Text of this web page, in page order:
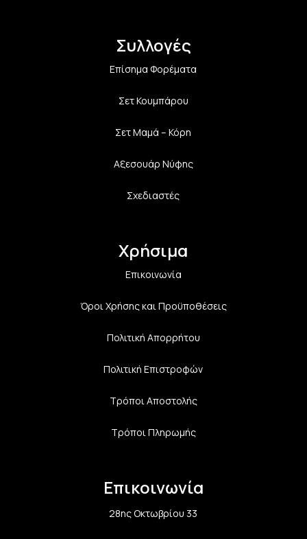
Συλλογές
Επίσημα Φορέματα
Σετ Κουμπάρου
Σετ Μαμά – Κόρη
Αξεσουάρ Νύφης
Σχεδιαστές
Χρήσιμα
Επικοινωνία
Όροι Χρήσης και Προϋποθέσεις
Πολιτική Aπορρήτου
Πολιτική Επιστροφών
Τρόποι Αποστολής
Τρόποι Πληρωμής
Επικοινωνία
28ης Οκτωβρίου 33